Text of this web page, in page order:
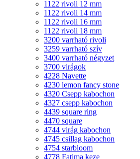
1122 rivoli 12 mm
1122 rivoli 14 mm
1122 rivoli 16 mm
1122 rivoli 18 mm
3200 varrható rivoli
3259 varrható szív
3400 varrható négyzet
3700 virágok
4228 Navette
4230 lemon fancy stone
4320 Csepp kabochon
4327 csepp kabochon
4439 square ring
4470 square
4744 virág kabochon
4745 csillag kabochon
4754 starbloom
4778 Fatima keze